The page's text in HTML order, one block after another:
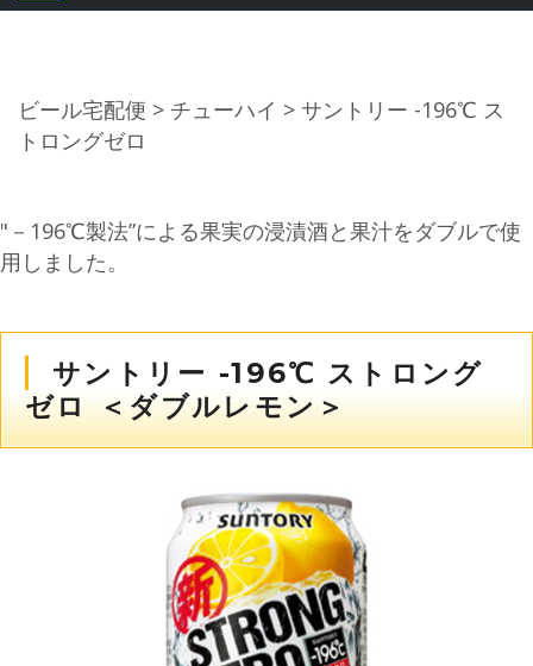
ビール宅配便 > チューハイ > サントリー -196℃ ス
トロングゼロ
"－196℃製法”による果実の浸漬酒と果汁をダブルで使
用しました。
サントリー -196℃ ストロング
ゼロ ＜ダブルレモン＞